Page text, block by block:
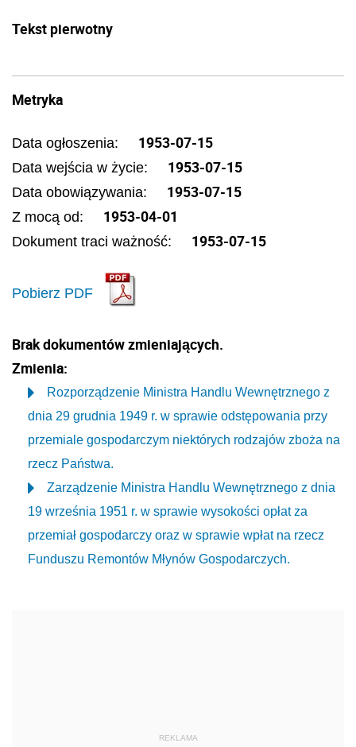
Tekst pierwotny
Metryka
Data ogłoszenia: 1953-07-15
Data wejścia w życie: 1953-07-15
Data obowiązywania: 1953-07-15
Z mocą od: 1953-04-01
Dokument traci ważność: 1953-07-15
Pobierz PDF
Brak dokumentów zmieniających.
Zmienia:
Rozporządzenie Ministra Handlu Wewnętrznego z
dnia 29 grudnia 1949 r. w sprawie odstępowania przy
przemiale gospodarczym niektórych rodzajów zboża na
rzecz Państwa.
Zarządzenie Ministra Handlu Wewnętrznego z dnia
19 września 1951 r. w sprawie wysokości opłat za
przemiał gospodarczy oraz w sprawie wpłat na rzecz
Funduszu Remontów Młynów Gospodarczych.